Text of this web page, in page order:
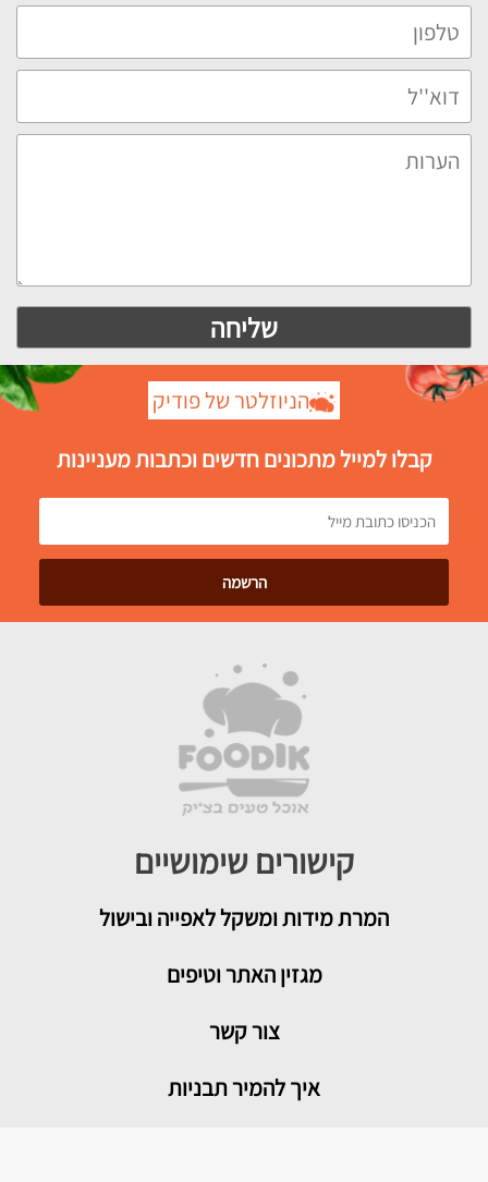
הניוזלטר של פודיק
קבלו למייל מתכונים חדשים וכתבות מעניינות
קישורים שימושיים
המרת מידות ומשקל לאפייה ובישול
מגזין האתר וטיפים
צור קשר
איך להמיר תבניות